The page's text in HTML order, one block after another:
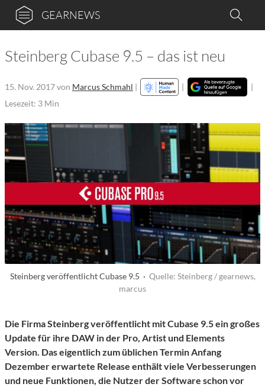
GEARNEWS
Steinberg Cubase 9.5 – das ist neu
15. Nov. 2017von Marcus Schmahl | |
|
Lesezeit: 3 Min
Steinberg veröffentlicht Cubase 9.5 · Quelle: Steinberg / gearnews,
marcus
Die Firma Steinberg veröffentlicht mit Cubase 9.5 ein großes
Update für ihre DAW in der Pro, Artist und Elements
Version. Das eigentlich zum üblichen Termin Anfang
Dezember erwartete Release enthält viele Verbesserungen
und neue Funktionen, die Nutzer der Software schon vor